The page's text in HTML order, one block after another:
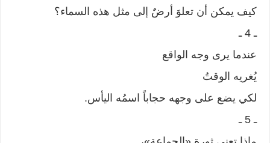
كيف يمكن أن تعلوَ أرضٌ إلى مثل هذه السماء؟
ـ 4 ـ
عندما يرى وجه الواقع
يُغريه الوقتُ
لكي يضع على وجهه حجاباً اسمُه اليأس.
ـ 5 ـ